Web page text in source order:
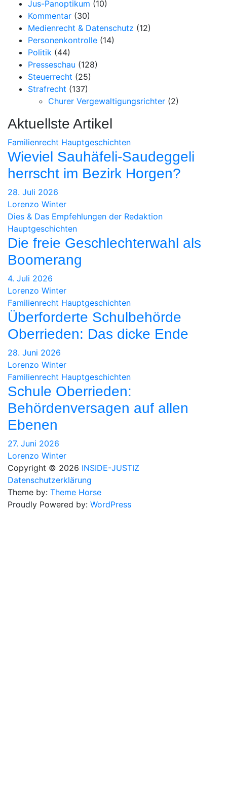
Jus-Panoptikum (10)
Kommentar (30)
Medienrecht & Datenschutz (12)
Personenkontrolle (14)
Politik (44)
Presseschau (128)
Steuerrecht (25)
Strafrecht (137)
Churer Vergewaltigungsrichter (2)
Aktuellste Artikel
Familienrecht Hauptgeschichten
Wieviel Sauhäfeli-Saudeggeli
herrscht im Bezirk Horgen?
28. Juli 2026
Lorenzo Winter
Dies & Das Empfehlungen der Redaktion
Hauptgeschichten
Die freie Geschlechterwahl als
Boomerang
4. Juli 2026
Lorenzo Winter
Familienrecht Hauptgeschichten
Überforderte Schulbehörde
Oberrieden: Das dicke Ende
28. Juni 2026
Lorenzo Winter
Familienrecht Hauptgeschichten
Schule Oberrieden:
Behördenversagen auf allen
Ebenen
27. Juni 2026
Lorenzo Winter
Copyright © 2026 INSIDE-JUSTIZ
Datenschutzerklärung
Theme by: Theme Horse
Proudly Powered by: WordPress